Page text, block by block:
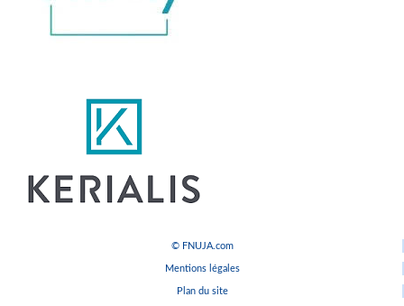
© FNUJA.com
Mentions légales
Plan du site